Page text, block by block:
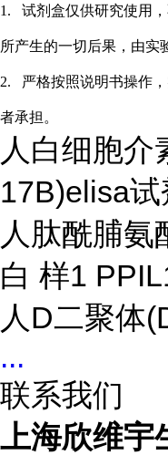
1. 试剂盒仅供研究使用
所产生的一切后果，由实
2. 严格按照说明书操作
者承担。
人白细胞介
17B)elisa试
人肽酰脯氨
白 样1
人D二聚体
...
联系我们
上海欣维宇